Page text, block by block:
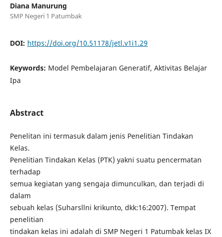
Diana Manurung
SMP Negeri 1 Patumbak
DOI: https://doi.org/10.51178/jetl.v1i1.29
Keywords: Model Pembelajaran Generatif, Aktivitas Belajar
Ipa
Abstract
Penelitan ini termasuk dalam jenis Penelitian Tindakan
Kelas.
Penelitian Tindakan Kelas (PTK) yakni suatu pencermatan
terhadap
semua kegiatan yang sengaja dimunculkan, dan terjadi di
dalam
sebuah kelas (Suharsllni krikunto, dkk:16:2007). Tempat
penelitian
tindakan kelas ini adalah di SMP Negeri 1 Patumbak kelas IX